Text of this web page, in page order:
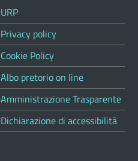
URP
Privacy policy
Cookie Policy
Albo pretorio on line
Amministrazione Trasparente
Dichiarazione di accessibilità